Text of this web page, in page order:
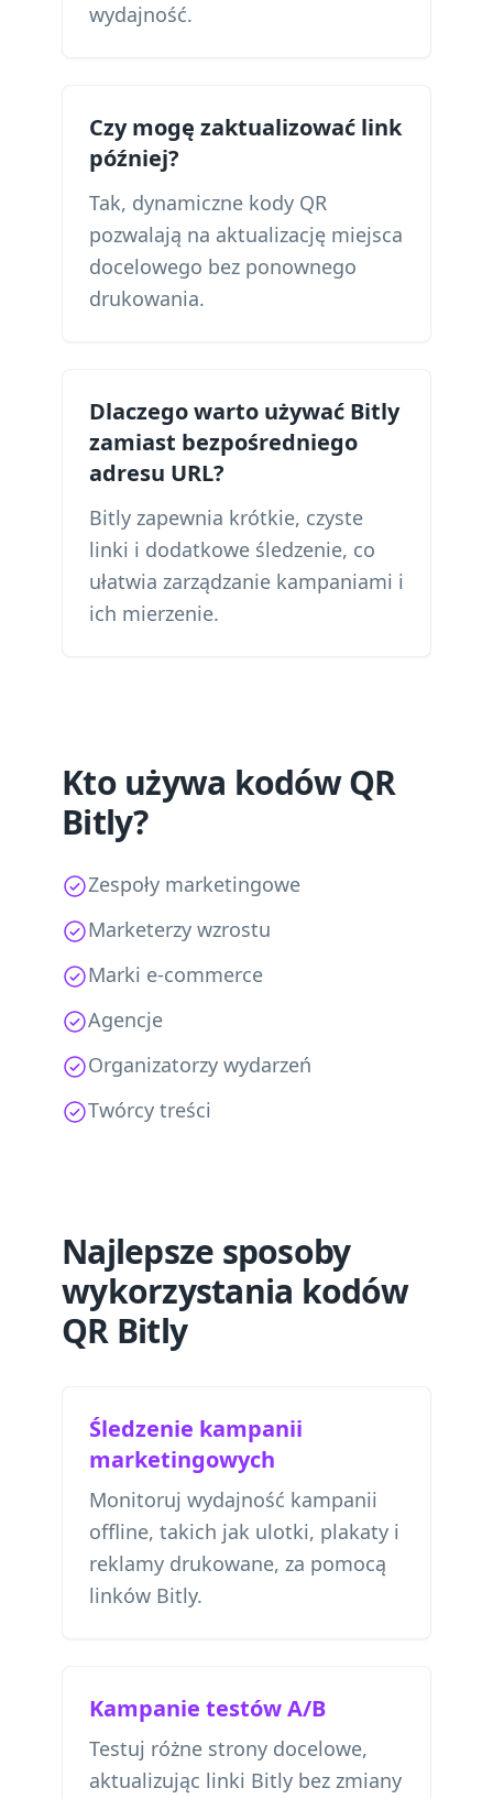
wydajność.
Czy mogę zaktualizować link
później?
Tak, dynamiczne kody QR
pozwalają na aktualizację miejsca
docelowego bez ponownego
drukowania.
Dlaczego warto używać Bitly
zamiast bezpośredniego
adresu URL?
Bitly zapewnia krótkie, czyste
linki i dodatkowe śledzenie, co
ułatwia zarządzanie kampaniami i
ich mierzenie.
Kto używa kodów QR
Bitly?
Zespoły marketingowe
Marketerzy wzrostu
Marki e-commerce
Agencje
Organizatorzy wydarzeń
Twórcy treści
Najlepsze sposoby
wykorzystania kodów
QR Bitly
Śledzenie kampanii
marketingowych
Monitoruj wydajność kampanii
offline, takich jak ulotki, plakaty i
reklamy drukowane, za pomocą
linków Bitly.
Kampanie testów A/B
Testuj różne strony docelowe,
aktualizując linki Bitly bez zmiany